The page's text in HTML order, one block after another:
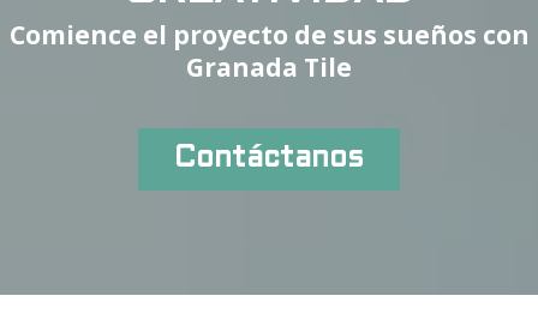
Comience el proyecto de sus sueños con
Granada Tile
Contáctanos